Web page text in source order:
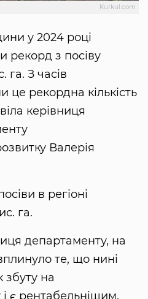
Kurkul.com
у 2024 році
рекорд з посіву
га. З часів
це рекордна кількість
керівниця
Валерія
в регіоні
га.
департаменту, на
те, що нині
на
є рентабельнішим,